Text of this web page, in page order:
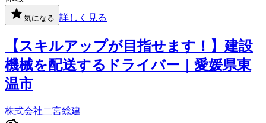
気になる 詳しく見る
【スキルアップが目指せます！】建設
機械を配送するドライバー｜愛媛県東
温市
株式会社二宮総建